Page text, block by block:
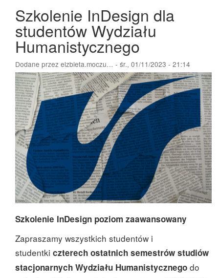
Szkolenie InDesign dla
studentów Wydziału
Humanistycznego
Dodane przez elzbieta.moczu… - śr., 01/11/2023 - 21:14
Szkolenie InDesign poziom zaawansowany
Zapraszamy wszystkich studentów i
studentki czterech ostatnich semestrów studiów
stacjonarnych Wydziału Humanistycznego do